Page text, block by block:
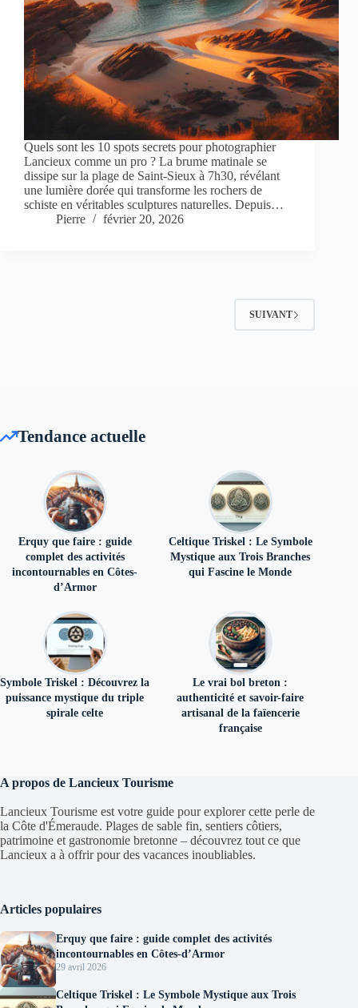
Quels sont les 10 spots secrets pour photographier
Lancieux comme un pro ? La brume matinale se
dissipe sur la plage de Saint-Sieux à 7h30, révélant
une lumière dorée qui transforme les rochers de
schiste en véritables sculptures naturelles. Depuis…
Pierre
février 20, 2026
SUIVANT
Tendance actuelle
Erquy que faire : guide
complet des activités
incontournables en Côtes-
d’Armor
Celtique Triskel : Le Symbole
Mystique aux Trois Branches
qui Fascine le Monde
Symbole Triskel : Découvrez la
puissance mystique du triple
spirale celte
Le vrai bol breton :
authenticité et savoir-faire
artisanal de la faïencerie
française
A propos de Lancieux Tourisme
Lancieux Tourisme est votre guide pour explorer cette perle de
la Côte d'Émeraude. Plages de sable fin, sentiers côtiers,
patrimoine et gastronomie bretonne – découvrez tout ce que
Lancieux a à offrir pour des vacances inoubliables.
Articles populaires
Erquy que faire : guide complet des activités
incontournables en Côtes-d’Armor
29 avril 2026
Celtique Triskel : Le Symbole Mystique aux Trois